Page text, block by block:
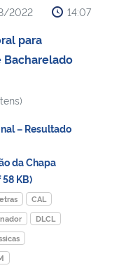
2022 14:07
para
Bacharelado
– Resultado
da Chapa
KB)
CAL
DLCL